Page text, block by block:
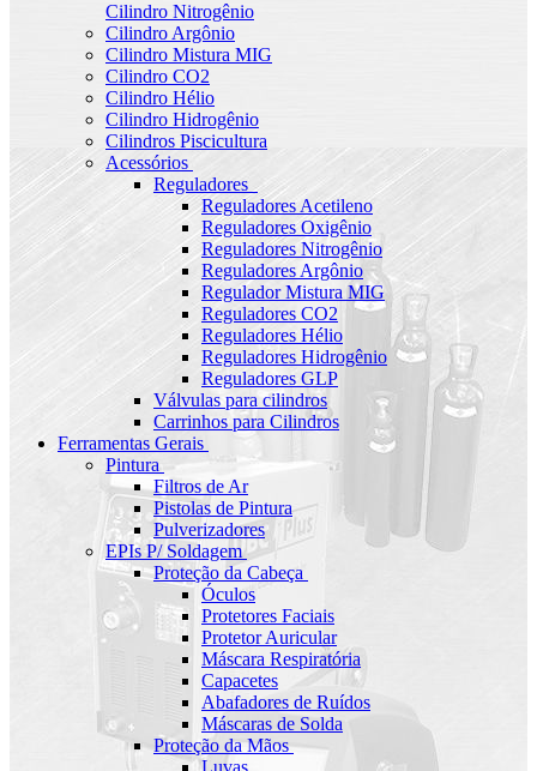
Cilindro Nitrogênio
Cilindro Argônio
Cilindro Mistura MIG
Cilindro CO2
Cilindro Hélio
Cilindro Hidrogênio
Cilindros Piscicultura
Acessórios
Reguladores
Reguladores Acetileno
Reguladores Oxigênio
Reguladores Nitrogênio
Reguladores Argônio
Regulador Mistura MIG
Reguladores CO2
Reguladores Hélio
Reguladores Hidrogênio
Reguladores GLP
Válvulas para cilindros
Carrinhos para Cilindros
Ferramentas Gerais
Pintura
Filtros de Ar
Pistolas de Pintura
Pulverizadores
EPIs P/ Soldagem
Proteção da Cabeça
Óculos
Protetores Faciais
Protetor Auricular
Máscara Respiratória
Capacetes
Abafadores de Ruídos
Máscaras de Solda
Proteção da Mãos